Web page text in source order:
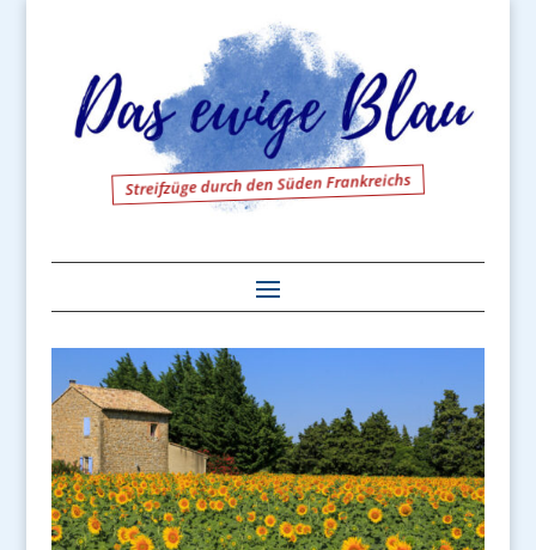
Streifzüge durch den Süden Frankreichs